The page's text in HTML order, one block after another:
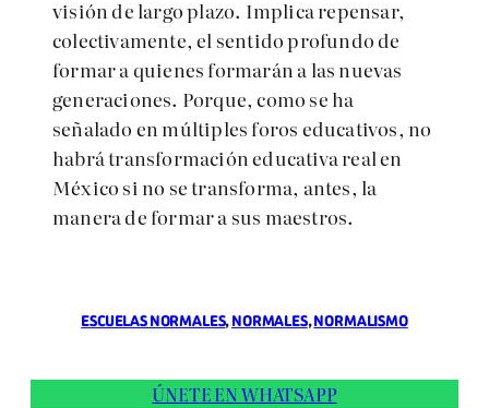
visión de largo plazo. Implica repensar,
colectivamente, el sentido profundo de
formar a quienes formarán a las nuevas
generaciones. Porque, como se ha
señalado en múltiples foros educativos, no
habrá transformación educativa real en
México si no se transforma, antes, la
manera de formar a sus maestros.
ESCUELAS NORMALES, NORMALES, NORMALISMO
ÚNETE EN WHATSAPP